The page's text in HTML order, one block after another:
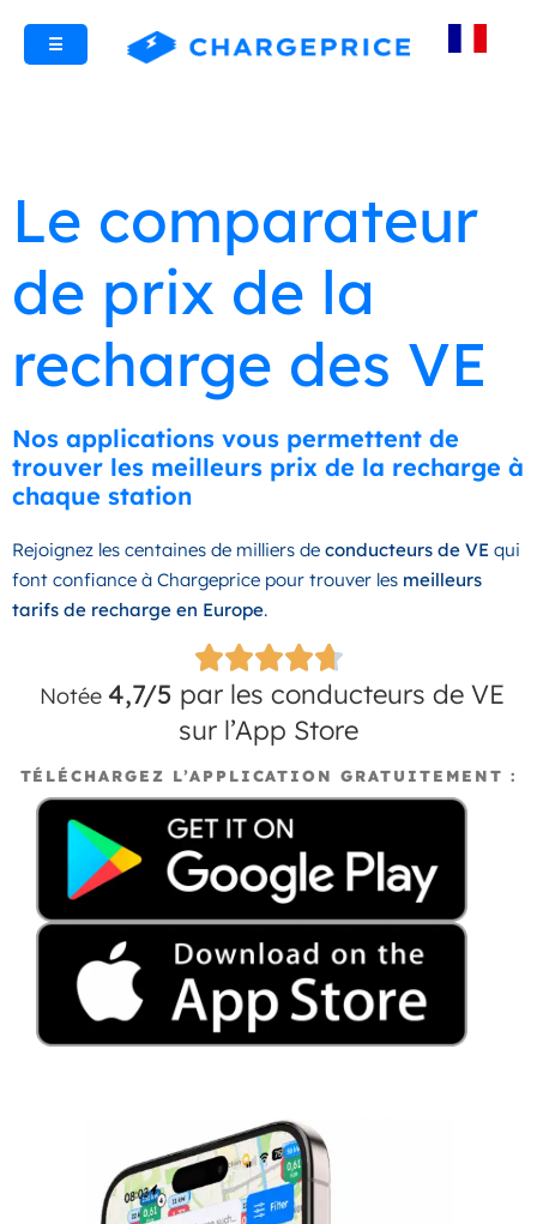
☰
Le comparateur
de prix de la
recharge des VE
Nos applications vous permettent de
trouver les meilleurs prix de la recharge à
chaque station
Rejoignez les centaines de milliers de conducteurs de VE qui
font confiance à Chargeprice pour trouver les meilleurs
tarifs de recharge en Europe.
Notée 4,7/5 par les conducteurs de VE
sur l’App Store
TÉLÉCHARGEZ L’APPLICATION GRATUITEMENT :